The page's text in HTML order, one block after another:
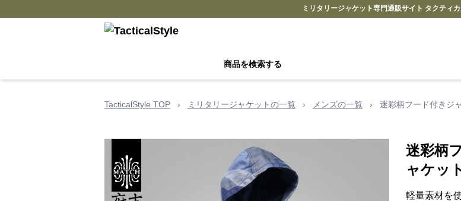
ミリタリージャケット専門通販サイト タクティ
商品を検索する
TacticalStyle TOP › ミリタリージャケットの一覧 › メンズの一覧 › 迷彩柄フード付きジ
迷彩柄
ャケッ
軽量素材を